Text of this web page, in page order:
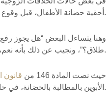
أحقية حضانة الأطفال، قبل وقوع الطلاق.
وهنا يتساءل البعض “هل يجوز
طلاق؟”، ونجيب عن ذلك بأنه نعم، لا يوجد مانع قانوني.
حيث نصت المادة 146 من قانون
الأبوين بالمطالبة بالحضانة، في حال وجود نزاع بينهما.